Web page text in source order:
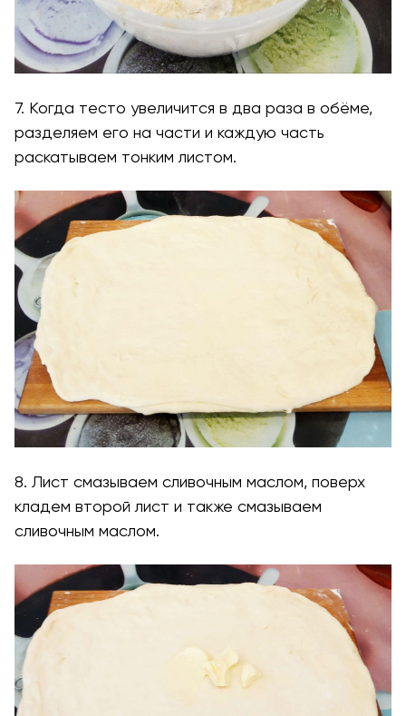
7. Когда тесто увеличится в два раза в обёме,
разделяем его на части и каждую часть
раскатываем тонким листом.
8. Лист смазываем сливочным маслом, поверх
кладем второй лист и также смазываем
сливочным маслом.